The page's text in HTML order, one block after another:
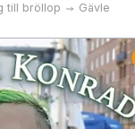
till bröllop Gävle